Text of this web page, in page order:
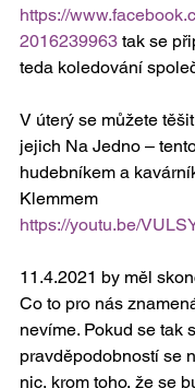
https://
2016239963 tak se
teda koledování
V úterý se můžete
jejich Na Jedno –
hudebníkem a
Klemmem
https://youtu.be/
11.4.2021 by měl
Co to pro nás
nevíme. Pokud se tak
pravděpodobností se
nic, krom toho, že se